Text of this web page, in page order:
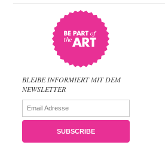
BLEIBE INFORMIERT MIT DEM
NEWSLETTER